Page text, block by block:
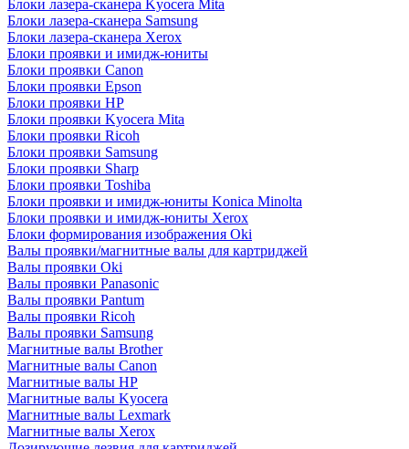
Блоки лазера-сканера Kyocera Mita
Блоки лазера-сканера Samsung
Блоки лазера-сканера Xerox
Блоки проявки и имидж-юниты
Блоки проявки Canon
Блоки проявки Epson
Блоки проявки HP
Блоки проявки Kyocera Mita
Блоки проявки Ricoh
Блоки проявки Samsung
Блоки проявки Sharp
Блоки проявки Toshiba
Блоки проявки и имидж-юниты Konica Minolta
Блоки проявки и имидж-юниты Xerox
Блоки формирования изображения Oki
Валы проявки/магнитные валы для картриджей
Валы проявки Oki
Валы проявки Panasonic
Валы проявки Pantum
Валы проявки Ricoh
Валы проявки Samsung
Магнитные валы Brother
Магнитные валы Canon
Магнитные валы HP
Магнитные валы Kyocera
Магнитные валы Lexmark
Магнитные валы Xerox